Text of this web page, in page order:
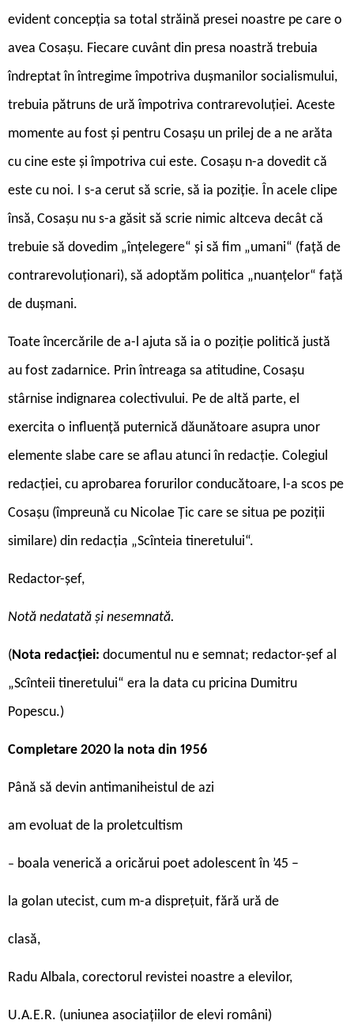
evident concepția sa total străină presei noastre pe care o
avea Cosașu. Fiecare cuvânt din presa noastră trebuia
îndreptat în întregime împotriva dușmanilor socialismului,
trebuia pătruns de ură împotriva contrarevoluției. Aceste
momente au fost și pentru Cosașu un prilej de a ne arăta
cu cine este și împotriva cui este. Cosașu n-a dovedit că
este cu noi. I s-a cerut să scrie, să ia poziție. În acele clipe
însă, Cosașu nu s-a găsit să scrie nimic altceva decât că
trebuie să dovedim „înțelegere“ și să fim „umani“ (față de
contrarevoluționari), să adoptăm politica „nuanțelor“ față
de dușmani.
Toate încercările de a-l ajuta să ia o poziție politică justă
au fost zadarnice. Prin întreaga sa atitudine, Cosașu
stârnise indignarea colectivului. Pe de altă parte, el
exercita o influență puternică dăunătoare asupra unor
elemente slabe care se aflau atunci în redacție. Colegiul
redacției, cu aprobarea forurilor conducătoare, l-a scos pe
Cosașu (împreună cu Nicolae Țic care se situa pe poziții
similare) din redacția „Scînteia tineretului“.
Redactor-șef,
Notă nedatată și nesemnată.
(Nota redacției: documentul nu e semnat; redactor-șef al
„Scînteii tineretului“ era la data cu pricina Dumitru
Popescu.)
Completare 2020 la nota din 1956
Până să devin antimaniheistul de azi
am evoluat de la proletcultism
– boala venerică a oricărui poet adolescent în ’45 –
la golan utecist, cum m-a disprețuit, fără ură de
clasă,
Radu Albala, corectorul revistei noastre a elevilor,
U.A.E.R. (uniunea asociațiilor de elevi români)